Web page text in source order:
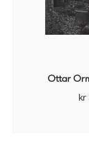
Ottar
kr